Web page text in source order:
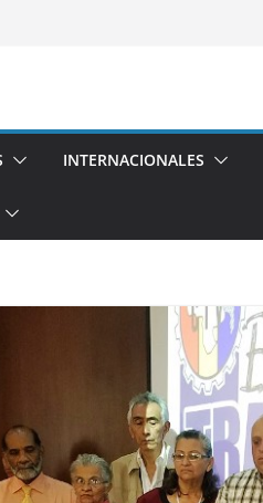
INTERNACIONALES